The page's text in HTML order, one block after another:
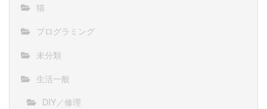
猫
プログラミング
未分類
生活一般
DIY／修理